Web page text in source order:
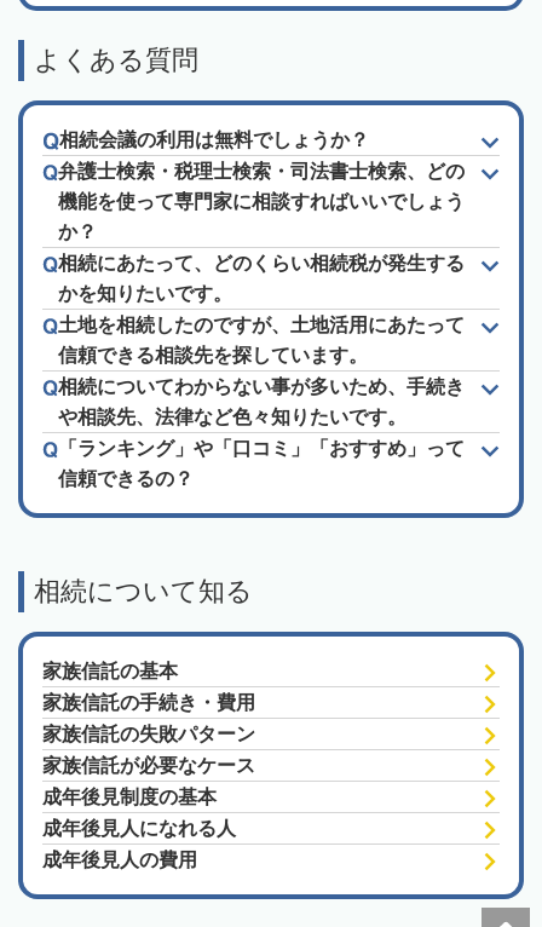
よくある質問
相続会議の利用は無料でしょうか？
弁護士検索・税理士検索・司法書士検索、どの
機能を使って専門家に相談すればいいでしょう
か？
相続にあたって、どのくらい相続税が発生する
かを知りたいです。
土地を相続したのですが、土地活用にあたって
信頼できる相談先を探しています。
相続についてわからない事が多いため、手続き
や相談先、法律など色々知りたいです。
「ランキング」や「口コミ」「おすすめ」って
信頼できるの？
相続について知る
家族信託の基本
家族信託の手続き・費用
家族信託の失敗パターン
家族信託が必要なケース
成年後見制度の基本
成年後見人になれる人
成年後見人の費用